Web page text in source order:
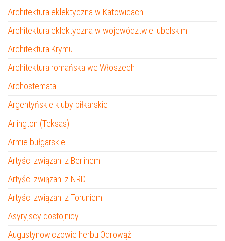
Architektura eklektyczna w Katowicach
Architektura eklektyczna w województwie lubelskim
Architektura Krymu
Architektura romańska we Włoszech
Archostemata
Argentyńskie kluby piłkarskie
Arlington (Teksas)
Armie bułgarskie
Artyści związani z Berlinem
Artyści związani z NRD
Artyści związani z Toruniem
Asyryjscy dostojnicy
Augustynowiczowie herbu Odrowąż